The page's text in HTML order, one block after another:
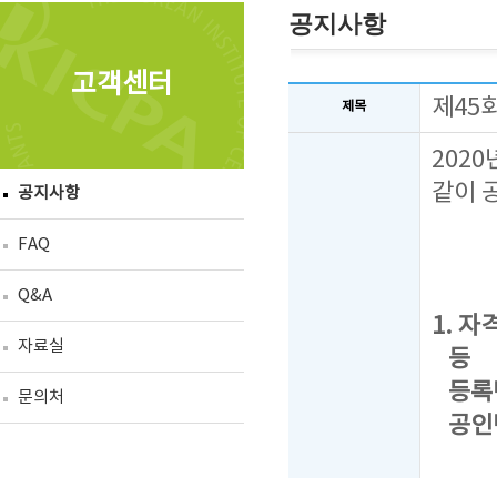
고객센터
공지사항
FAQ
Q&A
자료실
문의처
공지사항
제목 제45
2020
같이
1. 자
등
등
공인